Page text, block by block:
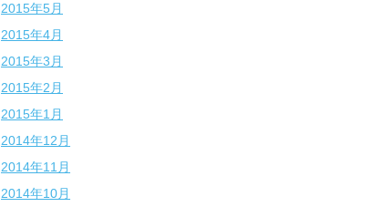
2015年5月
2015年4月
2015年3月
2015年2月
2015年1月
2014年12月
2014年11月
2014年10月